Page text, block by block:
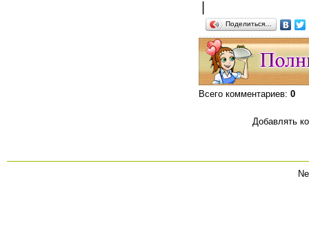
Поделиться…
Всего комментариев: 0
Добавлять